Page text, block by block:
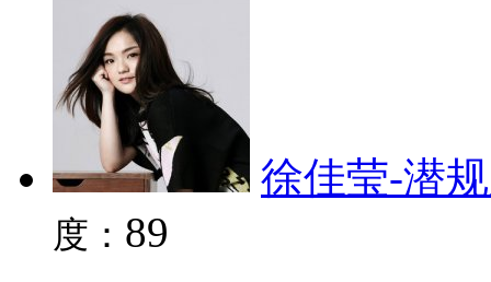
徐佳莹-潜
度： 89